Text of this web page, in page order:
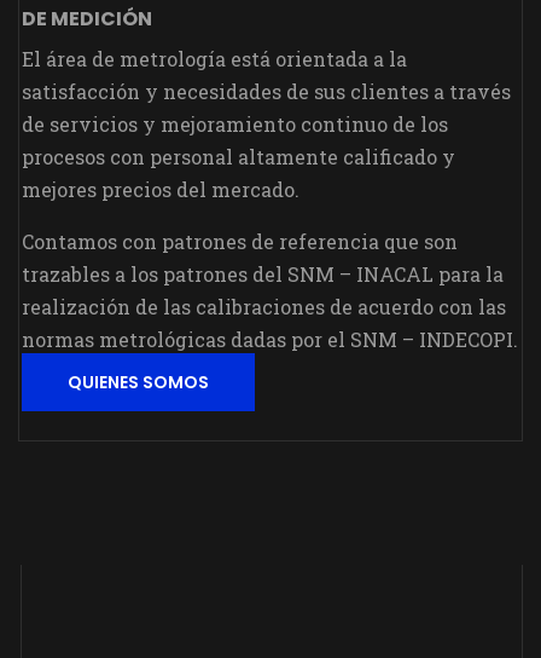
DE MEDICIÓN
El área de metrología está orientada a la
satisfacción y necesidades de sus clientes a través
de servicios y mejoramiento continuo de los
procesos con personal altamente calificado y
mejores precios del mercado.
Contamos con patrones de referencia que son
trazables a los patrones del SNM – INACAL para la
realización de las calibraciones de acuerdo con las
normas metrológicas dadas por el SNM – INDECOPI.
QUIENES SOMOS